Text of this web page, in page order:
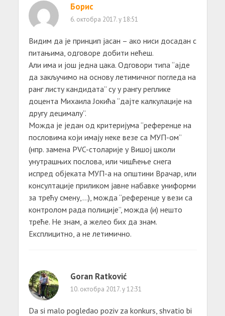
Борис
6. октобра 2017. у 18:51
Видим да је принцип јасан – ако ниси досадан с
питањима, одговоре добити нећеш.
Али има и још једна цака. Одговори типа “ајде
да закључимо на основу летимичног погледа на
ранг листу кандидата” су у рангу реплике
доцента Михаила Јокића “дајте калкулације на
другу децималу”.
Можда је један од критеријума “референце на
пословима који имају неке везе са МУП-ом”
(нпр. замена PVC-столарије у Вишој школи
унутрашњих послова, или чишћење снега
испред објеката МУП-а на општини Врачар, или
консултације приликом јавне набавке униформи
за трећу смену,…), можда “референце у вези са
контролом рада полиције”, можда (и) нешто
треће. Не знам, а желео бих да знам.
Експлицитно, а не летимично.
Goran Ratković
10. октобра 2017. у 12:31
Da si malo pogledao poziv za konkurs, shvatio bi